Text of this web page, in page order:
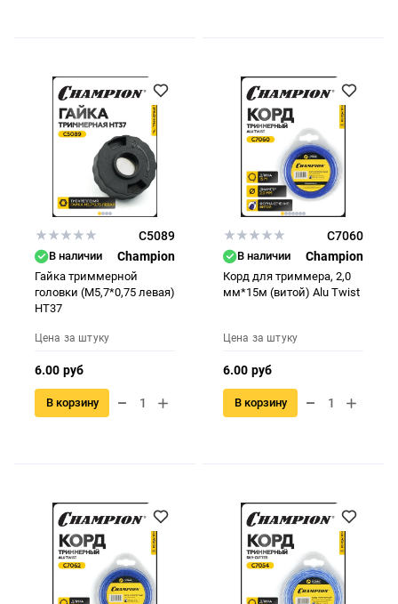
C5089
В наличии Champion
Гайка триммерной
головки (М5,7*0,75 левая)
НТ37
Цена за штуку
6.00 руб
В корзину
C7060
В наличии Champion
Корд для триммера, 2,0
мм*15м (витой) Alu Twist
Цена за штуку
6.00 руб
В корзину